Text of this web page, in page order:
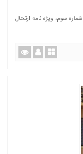
سوم، ویژه نامه ارتحال